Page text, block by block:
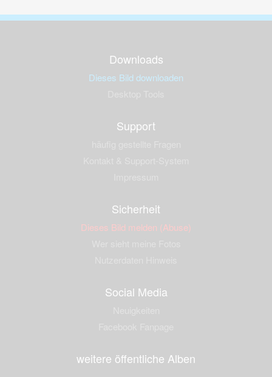
Downloads
Dieses Bild downloaden
Support
Sicherheit
Dieses Bild melden (Abuse)
Social Media
weitere öffentliche Alben